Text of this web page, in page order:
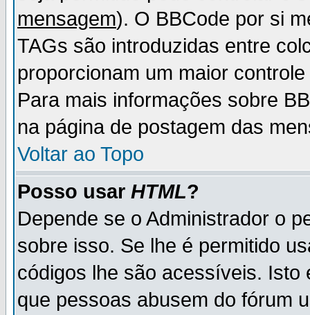
mensagem). O BBCode por si
TAGs são introduzidas entre
proporcionam um maior
Para mais informações sobre
na página de postagem das
Voltar ao Topo
Posso usar HTML?
Depende se o Administrador o
sobre isso. Se lhe é permitido
códigos lhe são acessíveis.
que pessoas abusem do fórum